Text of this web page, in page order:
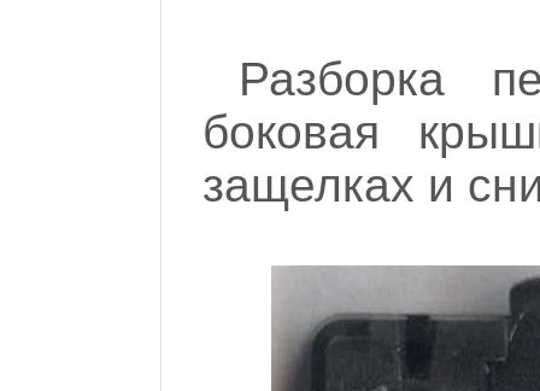
Разборка
боковая
защелках и